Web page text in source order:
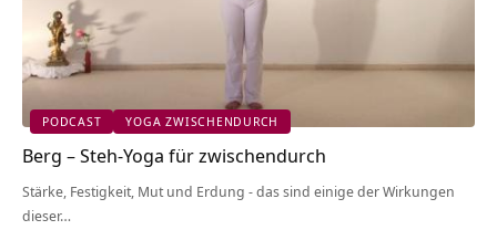
PODCAST YOGA ZWISCHENDURCH
Berg – Steh-Yoga für zwischendurch
Stärke, Festigkeit, Mut und Erdung - das sind einige der Wirkungen
dieser…